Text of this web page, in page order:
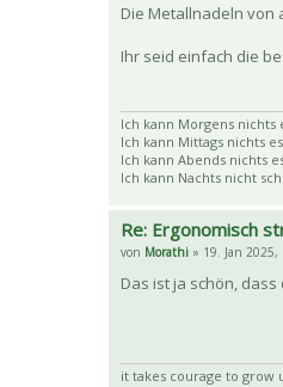
Die Metallnadeln von
Ihr seid einfach die
Ich kann Morgens nichts
Ich kann Mittags nichts
Ich kann Abends nichts
Ich kann Nachts nicht
Re: Ergonomisch
von Morathi » 19. Jan 2025,
Das ist ja schön,
it takes courage to grow